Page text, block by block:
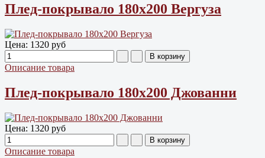
Плед-покрывало 180х200 Вергуза
Цена: 1320 руб
Описание товара
Плед-покрывало 180х200 Джованни
Цена: 1320 руб
Описание товара